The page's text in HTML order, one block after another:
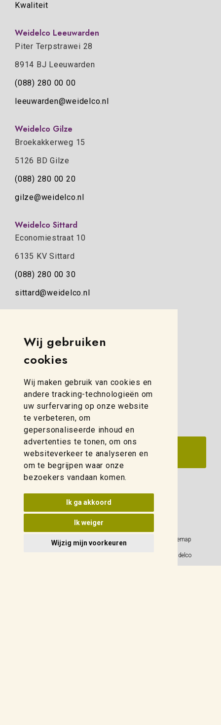
Wij gebruiken
cookies
Wij maken gebruik van cookies en
andere tracking-technologieën om
uw surfervaring op onze website
te verbeteren, om
gepersonaliseerde inhoud en
advertenties te tonen, om ons
websiteverkeer te analyseren en
om te begrijpen waar onze
bezoekers vandaan komen.
Ik ga akkoord
Ik weiger
Wijzig mijn voorkeuren
Kwaliteit
Weidelco Leeuwarden
Piter Terpstrawei 28
8914 BJ Leeuwarden
(088) 280 00 00
leeuwarden@weidelco.nl
Weidelco Gilze
Broekakkerweg 15
5126 BD Gilze
(088) 280 00 20
gilze@weidelco.nl
Weidelco Sittard
Economiestraat 10
6135 KV Sittard
(088) 280 00 30
sittard@weidelco.nl
zwolle@weidelco.nl
Update cookies voorkeuren
Privacy Policy Sitemap
© 2026 Weidelco